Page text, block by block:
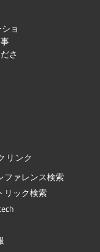
ョ
さ
リンク
ファレンス検索
リック検索